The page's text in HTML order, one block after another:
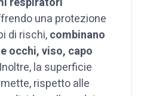
una protezione
di rischi,combinano
occhi, viso, capo
la superficie
rispetto alle